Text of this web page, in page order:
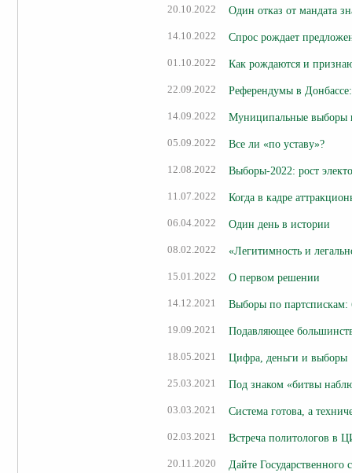
20.10.2022 Один отказ от мандата
14.10.2022 Спрос рождает
01.10.2022 Как рождаются и
22.09.2022 Референдумы в
14.09.2022 Муниципальные выборы
05.09.2022 Все ли «по уставу»?
12.08.2022 Выборы-2022: рост
11.07.2022 Когда в кадре
06.04.2022 Один день в истории
08.02.2022 «Легитимность и
15.01.2022 О первом решении
14.12.2021 Выборы по партспискам:
19.09.2021 Подавляющее
18.05.2021 Цифра, деньги и выборы
25.03.2021 Под знаком «битвы
03.03.2021 Система готова, а
02.03.2021 Встреча политологов в
20.11.2020 Дайте Государственного